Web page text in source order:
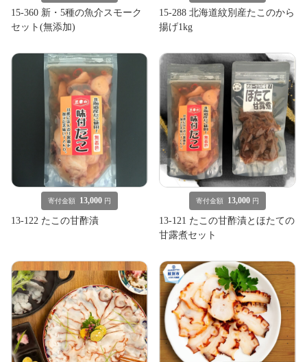
15-360 新・5種の魚介スモーク
セット(無添加)
15-288 北海道紋別産たこのから
揚げ1kg
寄付金額 13,000 円
13-122 たこの甘酢漬
寄付金額 13,000 円
13-121 たこの甘酢漬とほたての
甘露煮セット